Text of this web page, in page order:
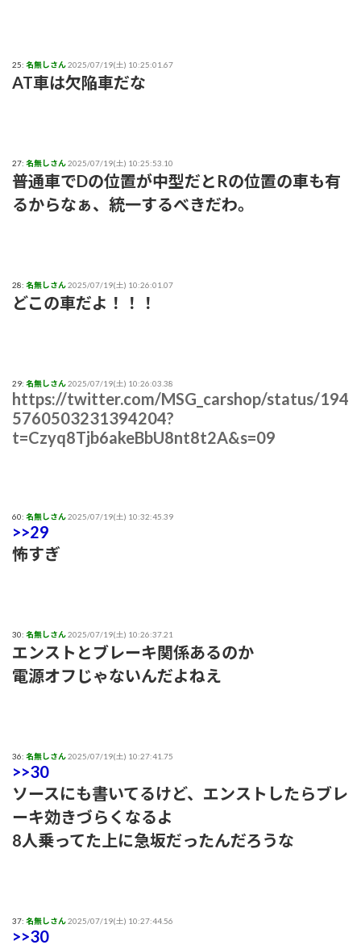
25: 名無しさん2025/07/19(土) 10:25:01.67
AT車は欠陥車だな
27: 名無しさん2025/07/19(土) 10:25:53.10
普通車でDの位置が中型だとRの位置の車も有
るからなぁ、統一するべきだわ。
28: 名無しさん2025/07/19(土) 10:26:01.07
どこの車だよ！！！
29: 名無しさん2025/07/19(土) 10:26:03.38
https://twitter.com/MSG_carshop/status/194
5760503231394204?
t=Czyq8Tjb6akeBbU8nt8t2A&s=09
60: 名無しさん2025/07/19(土) 10:32:45.39
>>29
怖すぎ
30: 名無しさん2025/07/19(土) 10:26:37.21
エンストとブレーキ関係あるのか
電源オフじゃないんだよねえ
36: 名無しさん2025/07/19(土) 10:27:41.75
>>30
ソースにも書いてるけど、エンストしたらブレ
ーキ効きづらくなるよ
8人乗ってた上に急坂だったんだろうな
37: 名無しさん2025/07/19(土) 10:27:44.56
>>30